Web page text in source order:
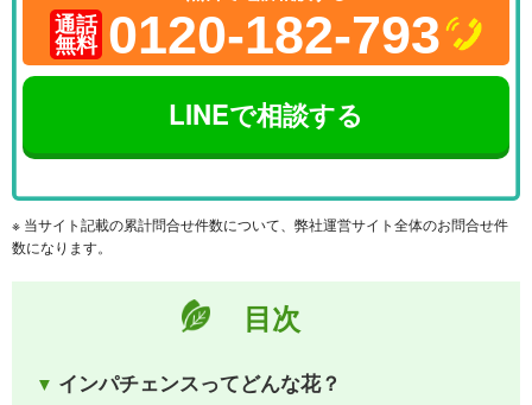
通話
無料 0120-182-793
LINEで相談する
※ 当サイト記載の累計問合せ件数について、弊社運営サイト全体のお問合せ件
数になります。
目次
インパチェンスってどんな花？